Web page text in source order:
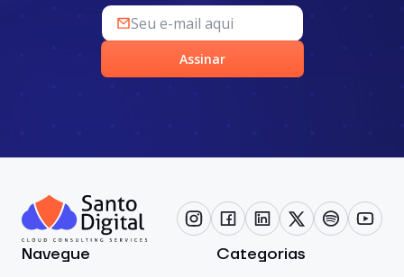
Assinar
Navegue Categorias